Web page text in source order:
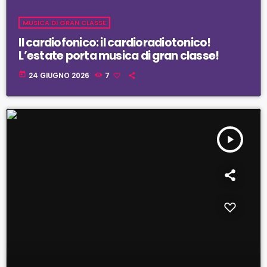
MUSICA DI GRAN CLASSE
Il cardiofonico: il cardioradiotonico!
L’estate porta musica di gran classe!
today 24 GIUGNO 2026 7
play_arrow